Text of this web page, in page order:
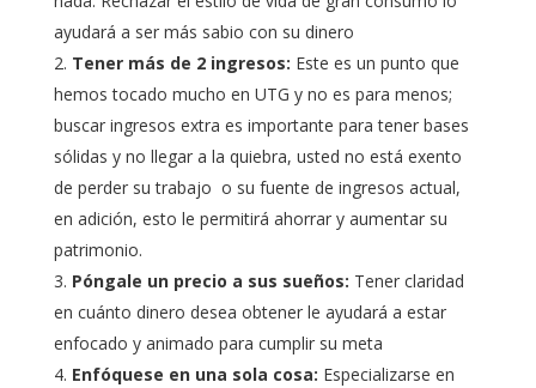
ayudará a ser más sabio con su dinero
Tener más de 2 ingresos: Este es un punto que
hemos tocado mucho en UTG y no es para menos;
buscar ingresos extra es importante para tener bases
sólidas y no llegar a la quiebra, usted no está exento
de perder su trabajo o su fuente de ingresos actual,
en adición, esto le permitirá ahorrar y aumentar su
patrimonio.
Póngale un precio a sus sueños: Tener claridad
en cuánto dinero desea obtener le ayudará a estar
enfocado y animado para cumplir su meta
Enfóquese en una sola cosa: Especializarse en